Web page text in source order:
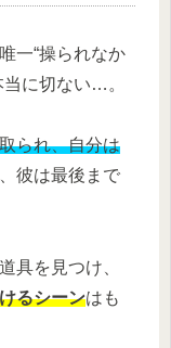
一“操られなか
に切ない…。
られ、自分は
彼は最後まで
具を見つけ、
るシーンはも